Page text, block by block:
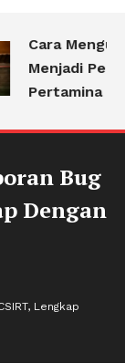
Cara
Menjadi
Pertamina
Bug
Dengan
Lengkap